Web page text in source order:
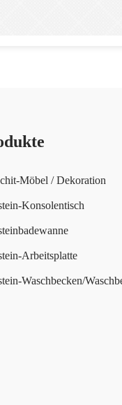
Möbel / Dekoration
Konsolentisch
Arbeitsplatte
Waschbecken/